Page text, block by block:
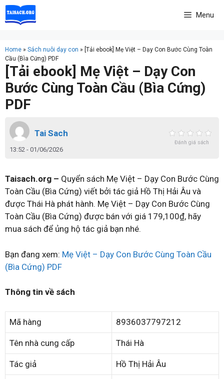
Skip
to
Menu
Home » Sách nuôi dạy con » [Tải ebook] Mẹ Việt – Dạy Con Bước Cùng Toàn
Cầu (Bìa Cứng) PDF
[Tải ebook] Mẹ Việt – Dạy Con
Bước Cùng Toàn Cầu (Bìa Cứng)
PDF
Tai Sach
13:52 - 01/06/2026
Đánh giá sách
Taisach.org – Quyển sách Mẹ Việt – Dạy Con Bước Cùng
Toàn Cầu (Bìa Cứng) viết bởi tác giả Hồ Thị Hải Âu và
được Thái Hà phát hành. Mẹ Việt – Dạy Con Bước Cùng
Toàn Cầu (Bìa Cứng) được bán với giá 179,100₫, hãy
mua sách để ủng hộ tác giả bạn nhé.
Bạn đang xem: Mẹ Việt – Dạy Con Bước Cùng Toàn Cầu
(Bìa Cứng) PDF
Thông tin về sách
Mã hàng 8936037797212
Tên nhà cung cấp Thái Hà
Tác giả Hồ Thị Hải Âu